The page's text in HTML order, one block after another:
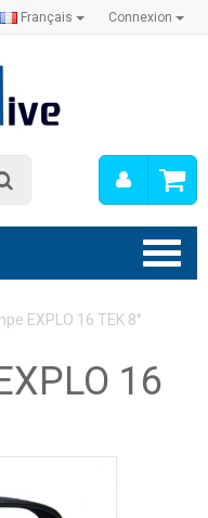
Connexion
Français
Mon
EXPLO 16 TEK 8°
16